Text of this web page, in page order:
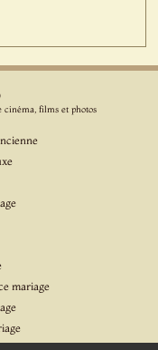
cinéma, films et photos
mariage